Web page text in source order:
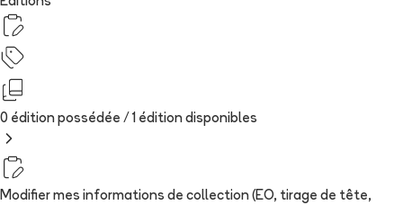
0 édition possédée / 1 édition disponibles
Modifier mes informations de collection (EO, tirage de tête,